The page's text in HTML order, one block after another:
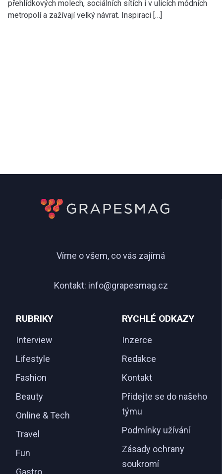
přehlídkových molech, sociálních sítích i v ulicích módních
metropolí a zažívají velký návrat. Inspiraci […]
Víme o všem, co vás zajímá
Kontakt: info@grapesmag.cz
RUBRIKY
Interview
Lifestyle
Fashion
Beauty
Online & Tech
Travel
Fun
Gastro
RYCHLÉ ODKAZY
Inzerce
Redakce
Kontakt
Přidejte se do našeho
týmu
Podmínky užívání
Zásady ochrany
soukromí